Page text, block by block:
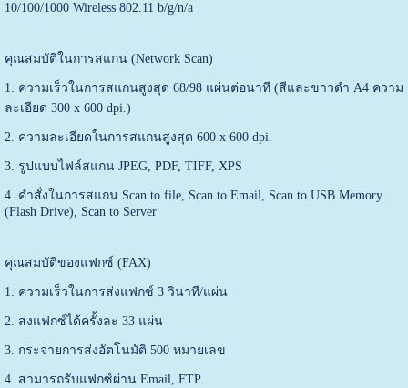
10/100/1000 Wireless 802.11 b/g/n/a
คุณสมบัติในการสแกน (Network Scan)
1. ความเร็วในการสแกนสูงสุด 68/98 แผ่นต่อนาที (สีและขาวดำ A4 ความ
ละเอียด 300 x 600 dpi.)
2. ความละเอียดในการสแกนสูงสุด 600 x 600 dpi.
3. รูปแบบไฟล์สแกน JPEG, PDF, TIFF, XPS
4. คำสั่งในการสแกน Scan to file, Scan to Email, Scan to USB Memory
(Flash Drive), Scan to Server
คุณสมบัติของแฟกซ์ (FAX)
1. ความเร็วในการส่งแฟกซ์ 3 วินาที/แผ่น
2. ส่งแฟกซ์ได้ครั้งละ 33 แผ่น
3. กระจายการส่งอัตโนมัติ 500 หมายเลข
4. สามารถรับแฟกซ์ผ่าน Email, FTP